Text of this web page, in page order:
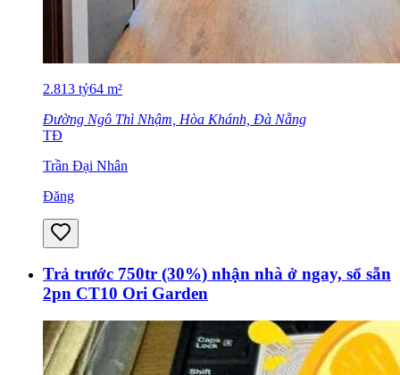
2.813 tỷ64 m²
Đường Ngô Thì Nhậm, Hòa Khánh, Đà Nẵng
TĐ
Trần Đại Nhân
Đăng
Trả trước 750tr (30%) nhận nhà ở ngay, sổ sẵn
2pn CT10 Ori Garden